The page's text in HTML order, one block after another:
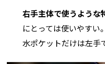
右手主体で使うような
にとっては使いやすい
水ポケットだけは左手